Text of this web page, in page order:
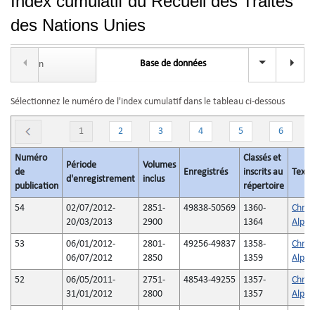
des Nations Unies
Base de données
Sélectionnez le numéro de l'index cumulatif dans le tableau ci-dessous
1 2 3 4 5 6
Numéro
de
publication
Période
d'enregistrement
Volumes
inclus
Enregistrés
Classés et
inscrits au
répertoire
Texte
54
02/07/2012-
20/03/2013
2851-
2900
49838-50569
1360-
1364
53
06/01/2012-
06/07/2012
2801-
2850
49256-49837
1358-
1359
52
06/05/2011-
31/01/2012
2751-
2800
48543-49255
1357-
1357